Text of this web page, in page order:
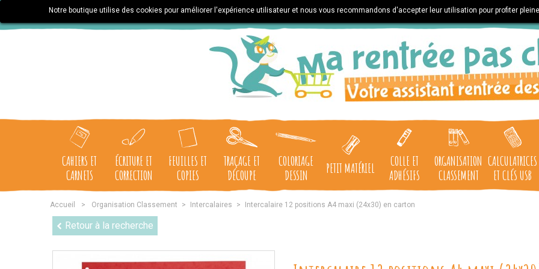
Notre boutique utilise des cookies pour améliorer l'expérience utilisateur et nous vous recommandons d'accepter leur utilisation pour profiter
CAHIERS ET
CARNETS
ÉCRITURE ET
CORRECTION
FEUILLES ET
COPIES
TRAÇAGE ET
DÉCOUPE
COLORIAGE
DESSIN
PETIT MATÉRIEL
COLLE ET
ADHÉSIFS
ORGANISATION
CLASSEMENT
CALCULATRICES
ET CLÉS USB
Accueil > Organisation Classement > Intercalaires > Intercalaire 12 positions A4 maxi (24x30) en carton
Retour à la recherche